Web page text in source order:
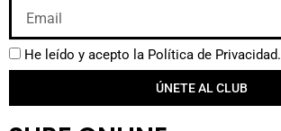
He leído y acepto la Política de Privacidad.
ÚNETE AL CLUB